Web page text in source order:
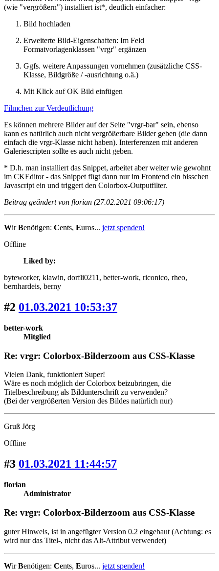
(wie "vergrößern") installiert ist*, deutlich einfacher:
Bild hochladen
Erweiterte Bild-Eigenschaften: Im Feld
Formatvorlagenklassen "vrgr" ergänzen
Ggfs. weitere Anpassungen vornehmen (zusätzliche CSS-
Klasse, Bildgröße / -ausrichtung o.ä.)
Mit Klick auf OK Bild einfügen
Filmchen zur Verdeutlichung
Es können mehrere Bilder auf der Seite "vrgr-bar" sein, ebenso
kann es natürlich auch nicht vergrößerbare Bilder geben (die dann
einfach die vrgr-Klasse nicht haben). Interferenzen mit anderen
Galeriescripten sollte es auch nicht geben.
* D.h. man installiert das Snippet, arbeitet aber weiter wie gewohnt
im CKEditor - das Snippet fügt dann nur im Frontend ein bisschen
Javascript ein und triggert den Colorbox-Outputfilter.
Beitrag geändert von florian (27.02.2021 09:06:17)
WirBenötigen: Cents, Euros... jetzt spenden!
Offline
Liked by:
byteworker, klawin, dorfli0211 , better-work, riconico, rheo,
bernhardeis, berny
#2 01.03.2021 10:53:37
better-work
Mitglied
Re: vrgr: Colorbox-Bilderzoom aus CSS-Klasse
Vielen Dank, funktioniert Super!
Wäre es noch möglich der Colorbox beizubringen, die
Titelbeschreibung als Bildunterschrift zu verwenden?
(Bei der vergrößerten Version des Bildes natürlich nur)
Gruß Jörg
Offline
#3 01.03.2021 11:44:57
florian
Administrator
Re: vrgr: Colorbox-Bilderzoom aus CSS-Klasse
guter Hinweis, ist in angefügter Version 0.2 eingebaut (Achtung: es
wird nur das Titel-, nicht das Alt-Attribut verwendet)
WirBenötigen: Cents, Euros... jetzt spenden!